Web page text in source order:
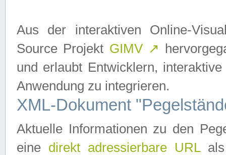
Aus der interaktiven Online-
Source Projekt GIMV ↗
und erlaubt Entwicklern,
Anwendung zu integrieren.
XML-Dokument
Aktuelle Informationen zu den
eine direkt adressierbare URLals